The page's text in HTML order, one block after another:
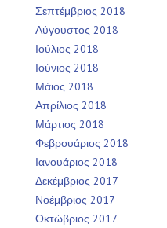
Σεπτέμβριος 2018
Αύγουστος 2018
Ιούλιος 2018
Ιούνιος 2018
Μάιος 2018
Απρίλιος 2018
Μάρτιος 2018
Φεβρουάριος 2018
Ιανουάριος 2018
Δεκέμβριος 2017
Νοέμβριος 2017
Οκτώβριος 2017